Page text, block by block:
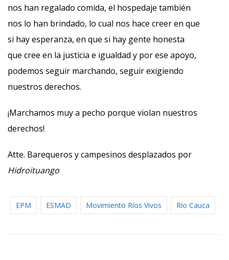
nos han regalado comida, el hospedaje también
nos lo han brindado, lo cual nos hace creer en que
si hay esperanza, en que si hay gente honesta
que cree en la justicia e igualdad y por ese apoyo,
podemos seguir marchando, seguir exigiendo
nuestros derechos.
¡Marchamos muy a pecho porque violan nuestros
derechos!
Atte. Barequeros y campesinos desplazados por
Hidroituango
EPM ESMAD Movimiento Ríos Vivos Río Cauca